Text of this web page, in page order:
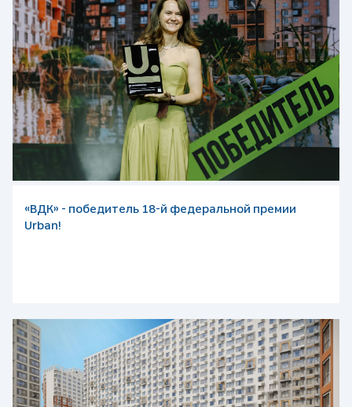
«ВДК» - победитель 18-й федеральной премии
Urban!